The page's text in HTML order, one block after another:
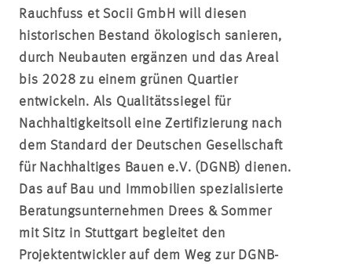
Rauchfuss et Socii GmbH will diesen
historischen Bestand ökologisch sanieren,
durch Neubauten ergänzen und das Areal
bis 2028 zu einem grünen Quartier
entwickeln. Als Qualitätssiegel für
Nachhaltigkeitsoll eine Zertifizierung nach
dem Standard der Deutschen Gesellschaft
für Nachhaltiges Bauen e.V. (DGNB) dienen.
Das auf Bau und Immobilien spezialisierte
Beratungsunternehmen Drees & Sommer
mit Sitz in Stuttgart begleitet den
Projektentwickler auf dem Weg zur DGNB-